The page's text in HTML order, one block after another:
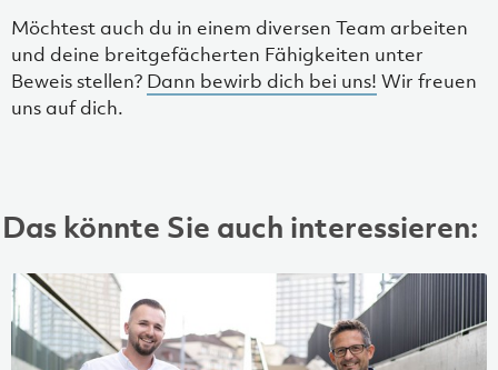
Möchtest auch du in einem diversen Team arbeiten
und deine breitgefächerten Fähigkeiten unter
Beweis stellen? Dann bewirb dich bei uns! Wir freuen
uns auf dich.
Das könnte Sie auch interessieren: